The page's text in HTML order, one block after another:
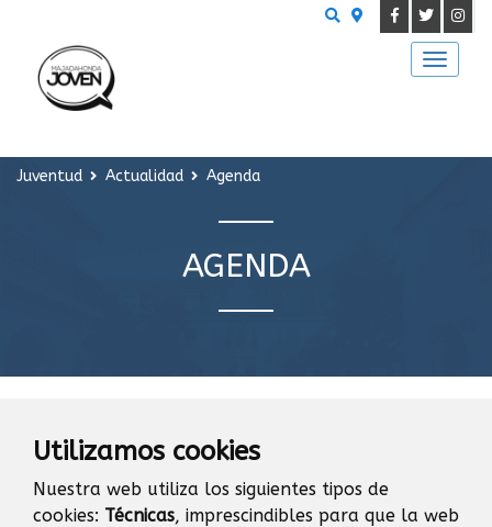
Utilizamos cookies
Nuestra web utiliza los siguientes tipos de
cookies: Técnicas, imprescindibles para que la web
Juventud Actualidad Agenda
AGENDA
AGENDA